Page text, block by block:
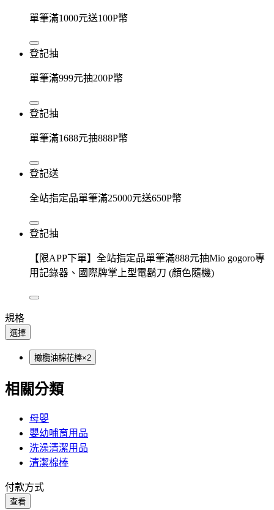
單筆滿1000元送100P幣
登記抽
單筆滿999元抽200P幣
登記抽
單筆滿1688元抽888P幣
登記送
全站指定品單筆滿25000元送650P幣
登記抽
【限APP下單】全站指定品單筆滿888元抽Mio gogoro專
用記錄器、國際牌掌上型電鬍刀 (顏色隨機)
規格
選擇
橄欖油棉花棒×2
相關分類
母嬰
嬰幼哺育用品
洗澡清潔用品
清潔棉棒
付款方式
查看